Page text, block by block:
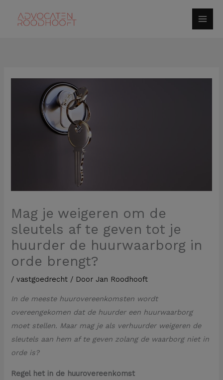
Mag je weigeren om de
sleutels af te geven tot je
huurder de huurwaarborg in
orde brengt?
/vastgoedrecht / Door Jan Roodhooft
In de meeste huurovereenkomsten wordt
overeengekomen dat de huurder een huurwaarborg
moet stellen. Maar mag je als verhuurder weigeren de
sleutels aan hem af te geven zolang de waarborg niet in
orde is?
Regel het in de huurovereenkomst